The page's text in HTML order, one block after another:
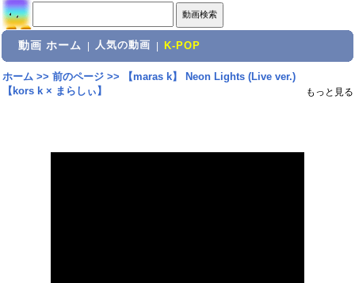
動画 ホーム 人気の動画 K-POP
ホーム>> 前のページ>>
【maras k】 Neon Lights (Live ver.)
【kors k × まらしぃ】
もっと見る